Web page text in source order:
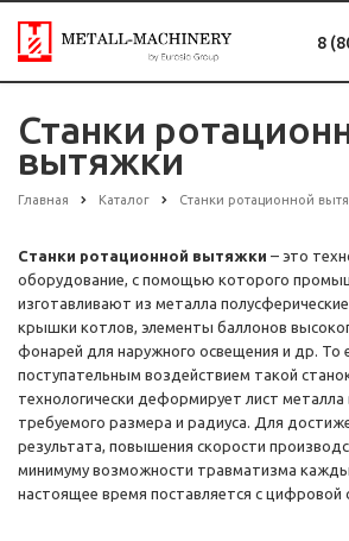
8
Станки
вытяжки
Главная Каталог Станки ротационной
Станки ротационной вытяжки – это
оборудование, с помощью которого
изготавливают из металла
крышки котлов, элементы баллонов
фонарей для наружного освещения и др. То
поступательным воздействием такой
технологически деформирует лист
требуемого размера и радиуса. Для
результата, повышения скорости
минимуму возможности травматизма
настоящее время поставляется с цифровой